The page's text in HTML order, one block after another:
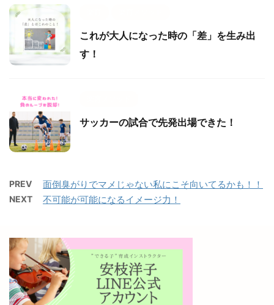
これが大人になった時の「差」を生み出
す！
サッカーの試合で先発出場できた！
PREV 面倒臭がりでマメじゃない私にこそ向いてるかも！！
NEXT 不可能が可能になるイメージ力！